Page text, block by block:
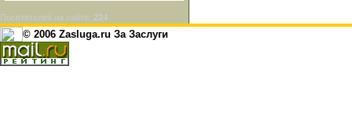
Посетителей на сайте: 224
© 2006 Zasluga.ru За Заслуги